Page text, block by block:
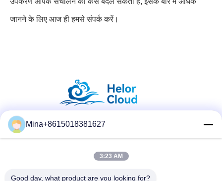
जानने के लिए आज ही हमसे संपर्क करें।
त्वरित संपर्क करें
Mina+8615018381627
3:23 AM
Good day, what product are you looking for?